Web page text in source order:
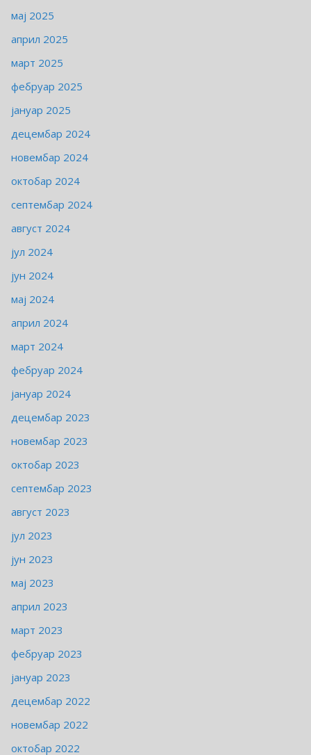
мај 2025
април 2025
март 2025
фебруар 2025
јануар 2025
децембар 2024
новембар 2024
октобар 2024
септембар 2024
август 2024
јул 2024
јун 2024
мај 2024
април 2024
март 2024
фебруар 2024
јануар 2024
децембар 2023
новембар 2023
октобар 2023
септембар 2023
август 2023
јул 2023
јун 2023
мај 2023
април 2023
март 2023
фебруар 2023
јануар 2023
децембар 2022
новембар 2022
октобар 2022